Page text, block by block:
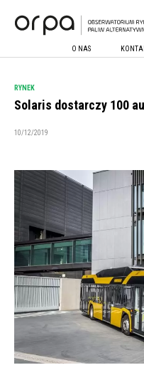
O NAS
RYNEK
Solaris dostarczy 100
10/12/2019